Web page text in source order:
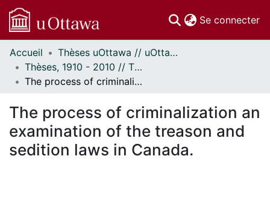
Se connecter
Communautés
et collections
Parcourir
À propos
Accueil
Thèses uOttawa // uOttawa Theses
Thèses, 1910 - 2010 // Theses, 1910 - 2010
The process of criminalization an examination of the treason and sedition laws in Canada.
The process of criminalization an
examination of the treason and
sedition laws in Canada.